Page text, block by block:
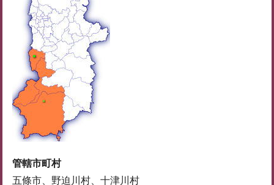
管轄市町村
五條市、野迫川村、十津川村